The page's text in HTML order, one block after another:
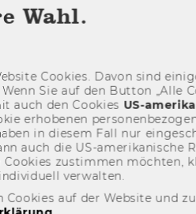
Wahl.
Coo­kies. Davon sind
Sie auf den But­ton „Alle
auch den Coo­kies US-​
er­ho­be­nen
in die­sem Fall nur
auch die US-​amerikanische
Coo­kies zu­stim­men möch­ten,
ver­wal­ten.
auf der Website und